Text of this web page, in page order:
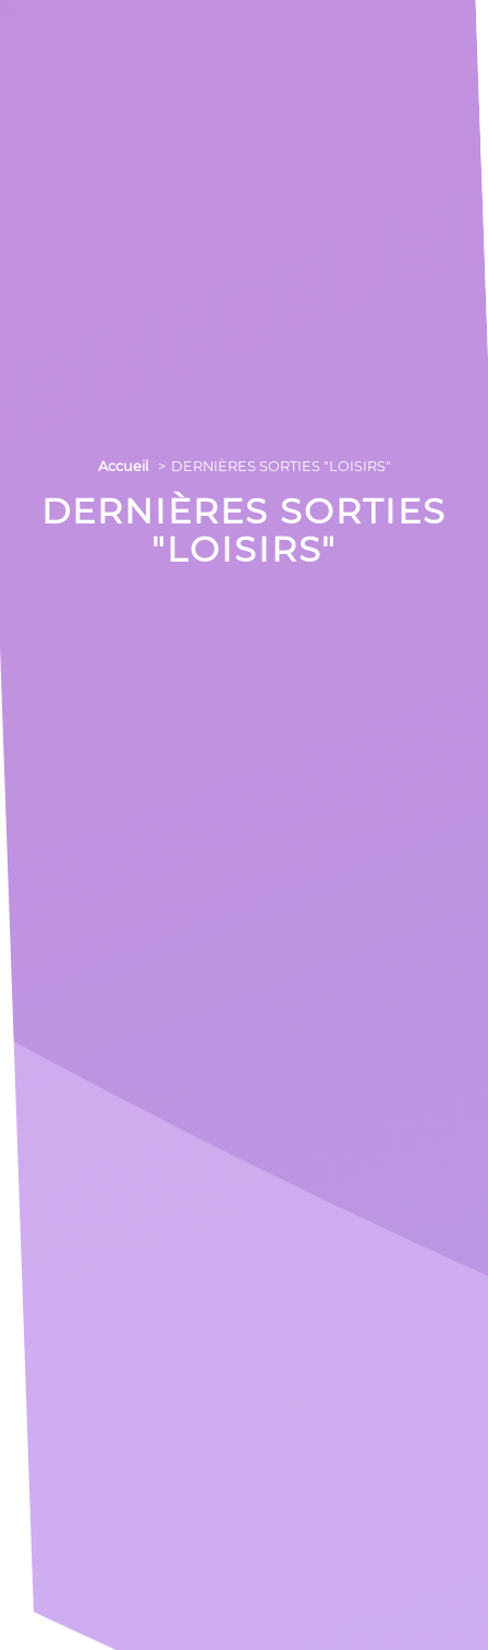
Accueil DERNIÈRES SORTIES "LOISIRS"
DERNIÈRES SORTIES
"LOISIRS"